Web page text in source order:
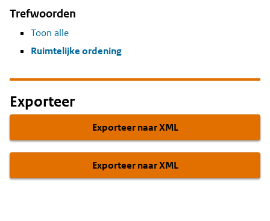
Trefwoorden
Toon alle
Ruimtelijke ordening
Exporteer
Exporteer naar XML
Exporteer naar XML